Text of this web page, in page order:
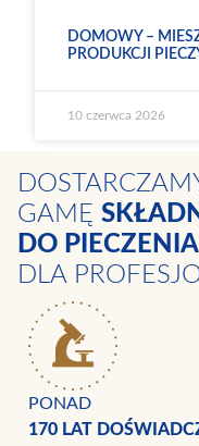
DOMOWY –
PRODUKCJI
10 czerwca 2026
GAMĘ
DO
DLA
PONAD
170 LAT